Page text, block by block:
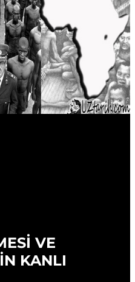
VE
KANLI